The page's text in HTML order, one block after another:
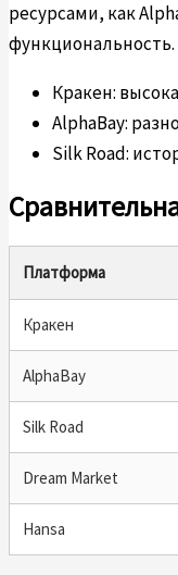
ресурсами, как
функциональность.
Кракен:
AlphaBay:
Silk Road:
Платформа
Кракен
AlphaBay
Silk Road
Dream Market
Hansa